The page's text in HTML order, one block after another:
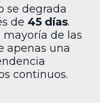
se degrada
de 45 días.
de las
apenas una
continuos.